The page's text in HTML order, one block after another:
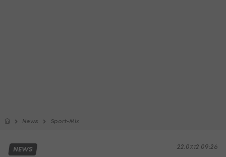
News Sport-Mix
22.07.12 09:26
NEWS